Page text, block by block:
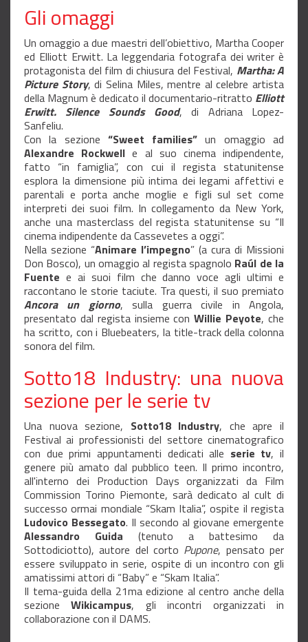
Gli omaggi
Un omaggio a due maestri dell’obiettivo, Martha Cooper
ed Elliott Erwitt. La leggendaria fotografa dei writer è
protagonista del film di chiusura del Festival, Martha: A
Picture Story, di Selina Miles, mentre al celebre artista
della Magnum è dedicato il documentario-ritratto Elliott
Erwitt. Silence Sounds Good, di Adriana Lopez-
Sanfeliu.
Con la sezione “Sweet families” un omaggio ad
Alexandre Rockwell e al suo cinema indipendente,
fatto “in famiglia”, con cui il regista statunitense
esplora la dimensione più intima dei legami affettivi e
parentali e porta anche moglie e figli sul set come
interpreti dei suoi film. In collegamento da New York,
anche una masterclass del regista statunitense su “Il
cinema indipendente da Cassevetes a oggi”.
Nella sezione “Animare l’impegno” (a cura di Missioni
Don Bosco), un omaggio al regista spagnolo Raúl de la
Fuente e ai suoi film che danno voce agli ultimi e
raccontano le storie taciute. Tra questi, il suo premiato
Ancora un giorno, sulla guerra civile in Angola,
presentato dal regista insieme conWillie Peyote, che
ha scritto, con i Bluebeaters, la title-track della colonna
sonora del film.
Sotto18 Industry: una nuova
sezione per le serie tv
Una nuova sezione, Sotto18 Industry, che apre il
Festival ai professionisti del settore cinematografico
con due primi appuntamenti dedicati alle serie tv, il
genere più amato dal pubblico teen. Il primo incontro,
all'interno dei Production Days organizzati da Film
Commission Torino Piemonte, sarà dedicato al cult di
successo ormai mondiale “Skam Italia”, ospite il regista
Ludovico Bessegato. Il secondo al giovane emergente
Alessandro Guida (tenuto a battesimo da
Sottodiciotto), autore del corto Pupone, pensato per
essere sviluppato in serie, ospite di un incontro con gli
amatissimi attori di “Baby” e “Skam Italia”.
Il tema-guida della 21ma edizione al centro anche della
sezioneWikicampus, gli incontri organizzati in
collaborazione con il DAMS.